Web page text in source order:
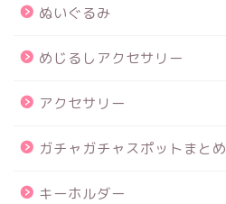
ぬいぐるみ
めじるしアクセサリー
アクセサリー
ガチャガチャスポットまとめ
キーホルダー